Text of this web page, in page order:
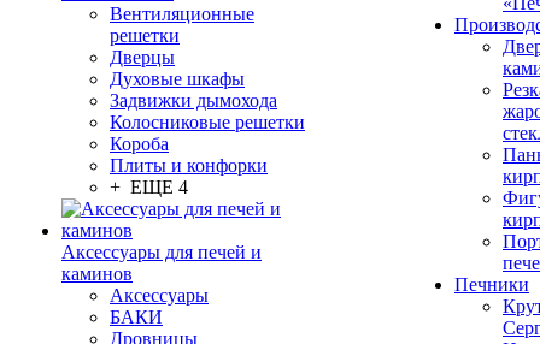
Вентиляционные
решетки
Дверцы
Духовые шкафы
Задвижки дымохода
Колосниковые решетки
Короба
Плиты и конфорки
+ ЕЩЕ 4
Аксессуары для печей и
каминов
Аксессуары
БАКИ
Дровницы
Печники